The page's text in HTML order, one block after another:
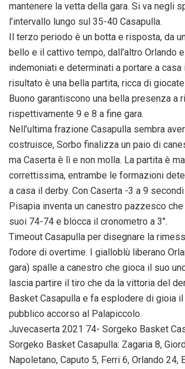
mantenere la vetta della gara. Si va negli
l’intervallo lungo sul 35-40 Casapulla.
Il terzo periodo è un botta e risposta, da
bello e il cattivo tempo, dall’altro Orlando
indemoniati e determinati a portare a casa i
risultato è una bella partita, ricca di
Buono garantiscono una bella presenza a
rispettivamente 9 e 8 a fine gara.
Nell’ultima frazione Casapulla sembra
costruisce, Sorbo finalizza un paio di
ma Caserta è lì e non molla. La partita è
correttissima, entrambe le formazioni
a casa il derby. Con Caserta -3 a 9
Pisapia inventa un canestro pazzesco
suoi 74-74 e blocca il cronometro a 3″.
Timeout Casapulla per disegnare la
l’odore di overtime. I gialloblù liberano
gara) spalle a canestro che gioca il suo
lascia partire il tiro che da la vittoria del
Basket Casapulla e fa esplodere di gioia
pubblico accorso al Palapiccolo.
Juvecaserta 2021 74- Sorgeko Basket
Sorgeko Basket Casapulla: Zagaria 8,
Napoletano, Caputo 5, Ferri 6, Orlando 24,